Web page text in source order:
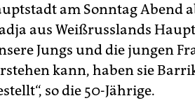
am Sonntag Abend
aus Weißrusslands
Jungs und die jungen
kann, haben sie
so die 50-Jährige.